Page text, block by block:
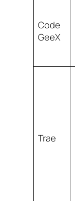
Code
GeeX
Trae